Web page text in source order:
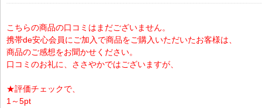
こちらの商品の口コミはまだございません。
携帯de安心会員にご加入で商品をご購入いただいたお客様は、
商品のご感想をお聞かせください。
口コミのお礼に、ささやかではございますが、
★評価チェックで、
1～5pt